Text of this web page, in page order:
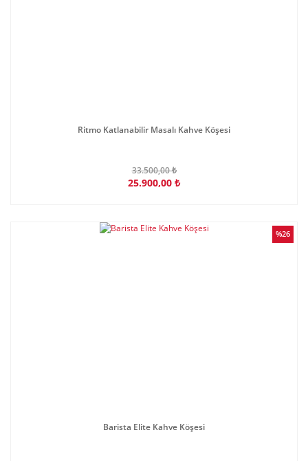
Ritmo Katlanabilir Masalı Kahve Köşesi
33.500,00 ₺
25.900,00 ₺
%26
Barista Elite Kahve Köşesi